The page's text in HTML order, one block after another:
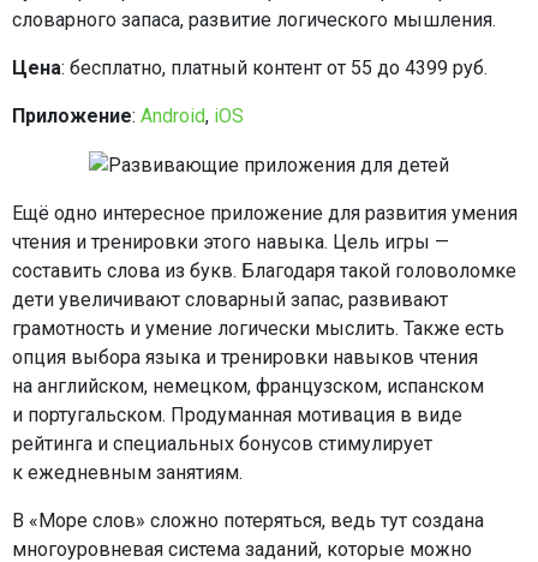
словарного запаса, развитие логического мышления.
Цена: бесплатно, платный контент от 55 до 4399 руб.
Приложение: Android, iOS
Ещё одно интересное приложение для развития умения
чтения и тренировки этого навыка. Цель игры —
составить слова из букв. Благодаря такой головоломке
дети увеличивают словарный запас, развивают
грамотность и умение логически мыслить. Также есть
опция выбора языка и тренировки навыков чтения
на английском, немецком, французском, испанском
и португальском. Продуманная мотивация в виде
рейтинга и специальных бонусов стимулирует
к ежедневным занятиям.
В «Море слов» сложно потеряться, ведь тут создана
многоуровневая система заданий, которые можно